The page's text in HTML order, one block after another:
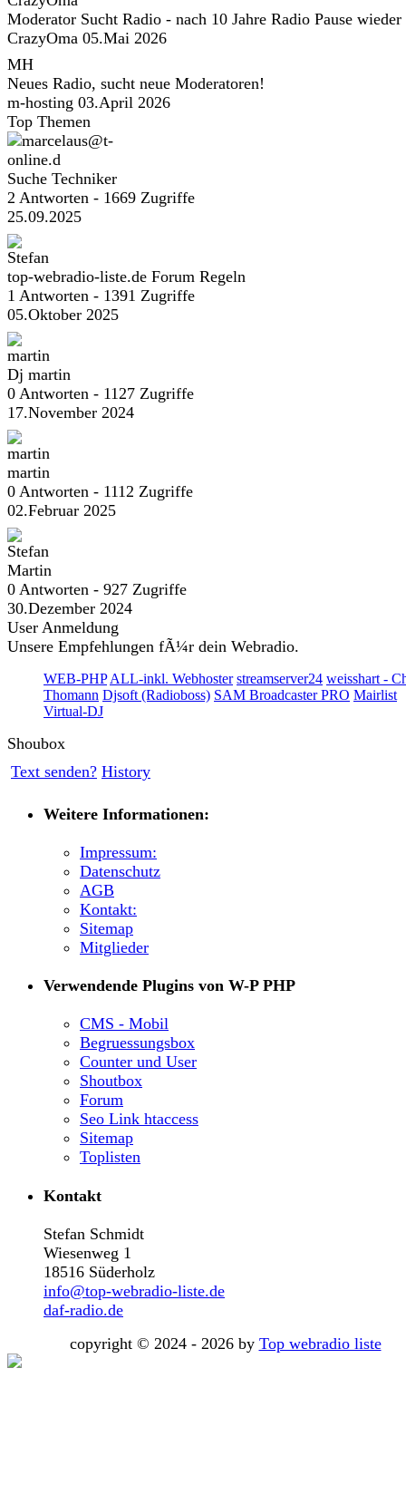
Moderator Sucht Radio - nach 10 Jahre Radio Pause
CrazyOma 05.Mai 2026
MH
Neues Radio, sucht neue Moderatoren!
m-hosting 03.April 2026
Top Themen
Suche Techniker
2 Antworten - 1669 Zugriffe
25.09.2025
top-webradio-liste.de Forum Regeln
1 Antworten - 1391 Zugriffe
05.Oktober 2025
Dj martin
0 Antworten - 1127 Zugriffe
17.November 2024
martin
0 Antworten - 1112 Zugriffe
02.Februar 2025
Martin
0 Antworten - 927 Zugriffe
30.Dezember 2024
User Anmeldung
Unsere Empfehlungen fÃ¼r dein Webradio.
WEB-PHP ALL-inkl. Webhoster streamserver24 weisshart -
Thomann Djsoft (Radioboss) SAM Broadcaster PRO Mairlist
Virtual-DJ
Shoubox
Text senden? History
Weitere Informationen:
Impressum:
Datenschutz
AGB
Kontakt:
Sitemap
Mitglieder
Verwendende Plugins von W-P PHP
CMS - Mobil
Begruessungsbox
Counter und User
Shoutbox
Forum
Seo Link htaccess
Sitemap
Toplisten
Kontakt
Stefan Schmidt
Wiesenweg 1
18516 Süderholz
info@top-webradio-liste.de
daf-radio.de
copyright © 2024 - 2026 by Top webradio liste